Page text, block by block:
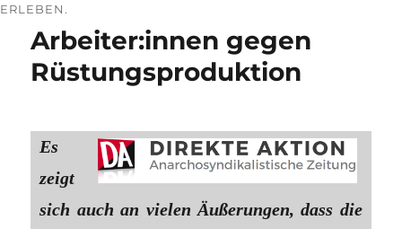
ERLEBEN.
Arbeiter:innen gegen
Rüstungsproduktion
Es
zeigt
sich auch an vielen Äußerungen, dass die